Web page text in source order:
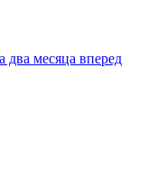
месяца вперед